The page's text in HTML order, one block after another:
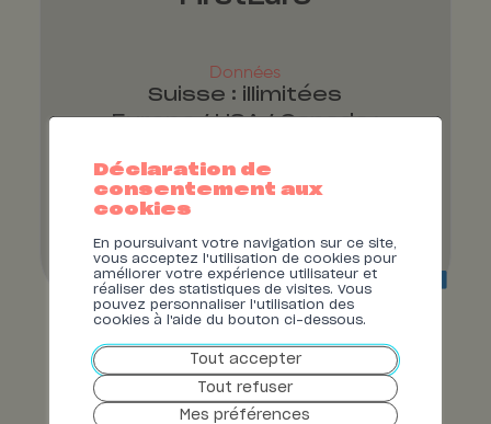
Données
Suisse : illimitées
Europe / USA / Canada :
Appels
Suisse : illimités
CHF 58.-
CHF 78.-
Déclaration de
consentement aux
cookies
En poursuivant votre navigation sur ce site,
vous acceptez l'utilisation de cookies pour
améliorer votre expérience utilisateur et
réaliser des statistiques de visites. Vous
pouvez personnaliser l'utilisation des
cookies à l'aide du bouton ci-dessous.
Tout accepter
Tout refuser
Mes préférences